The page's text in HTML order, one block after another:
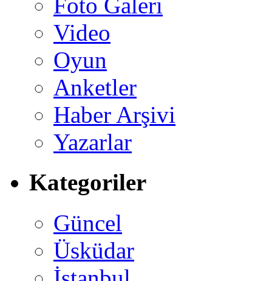
Video
Oyun
Anketler
Haber Arşivi
Yazarlar
Kategoriler
Güncel
Üsküdar